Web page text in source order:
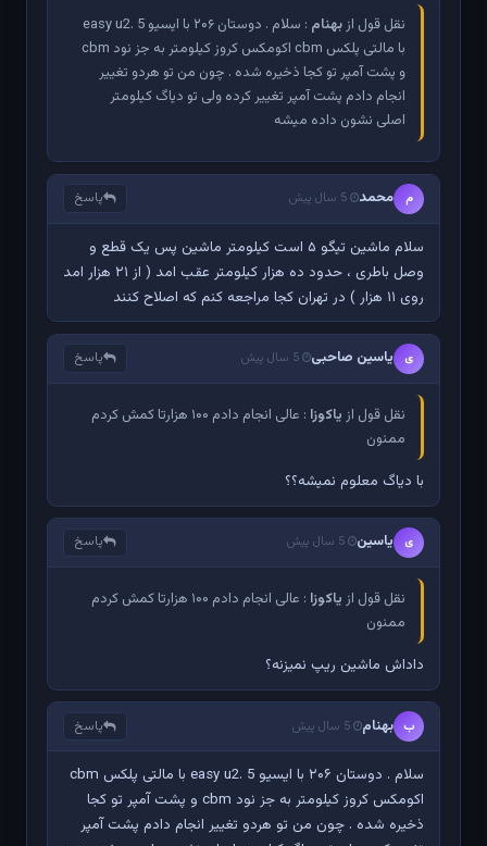
نقل قول از بهنام
: سلام . دوستان ۲۰۶ با ایسیو easy u2. 5
با مالتی پلکس cbm اکومکس کروز کیلومتر به جز نود cbm
و پشت آمپر تو کجا ذخیره شده . چون من تو هردو تغییر
انجام دادم پشت آمپر تغییر کرده ولی تو دیاگ کیلومتر
اصلی نشون داده میشه
م محمد 5 سال پیش پاسخ
سلام ماشین تیگو ۵ است کیلومتر ماشین پس یک قطع و
وصل باطری ، حدود ده هزار کیلومتر عقب امد ( از ۲۱ هزار امد
روی ۱۱ هزار ) در تهران کجا مراجعه کنم که اصلاح کنند
ی یاسین صاحبی 5 سال پیش پاسخ
نقل قول از یاکوزا
: عالی انجام دادم ۱۰۰ هزارتا کمش کردم
ممنون
با دیاگ معلوم نمیشه؟؟
ی یاسین 5 سال پیش پاسخ
نقل قول از یاکوزا
: عالی انجام دادم ۱۰۰ هزارتا کمش کردم
ممنون
داداش ماشین ریپ نمیزنه؟
ب بهنام 5 سال پیش پاسخ
سلام . دوستان ۲۰۶ با ایسیو easy u2. 5 با مالتی پلکس cbm
اکومکس کروز کیلومتر به جز نود cbm و پشت آمپر تو کجا
ذخیره شده . چون من تو هردو تغییر انجام دادم پشت آمپر